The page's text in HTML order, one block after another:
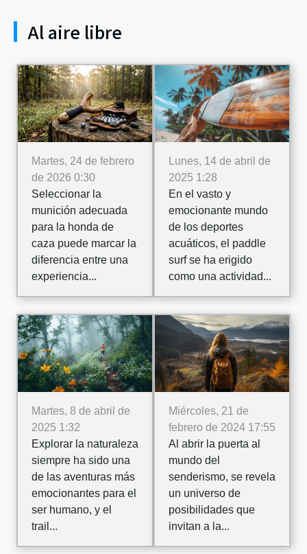
Al aire libre
Martes, 24 de febrero
de 2026 0:30
Seleccionar la
munición adecuada
para la honda de
caza puede marcar la
diferencia entre una
experiencia...
Lunes, 14 de abril de
2025 1:28
En el vasto y
emocionante mundo
de los deportes
acuáticos, el paddle
surf se ha erigido
como una actividad...
Martes, 8 de abril de
2025 1:32
Explorar la naturaleza
siempre ha sido una
de las aventuras más
emocionantes para el
ser humano, y el
trail...
Miércoles, 21 de
febrero de 2024 17:55
Al abrir la puerta al
mundo del
senderismo, se revela
un universo de
posibilidades que
invitan a la...